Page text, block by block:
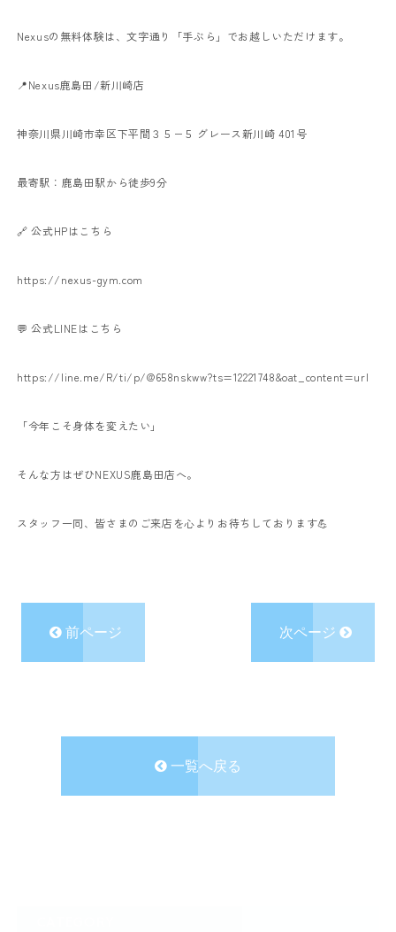
Nexusの無料体験は、文字通り「手ぶら」でお越しいただけます。
📍Nexus鹿島田/新川崎店
神奈川県川崎市幸区下平間３５−５ グレース新川崎 401号
最寄駅：鹿島田駅から徒歩9分
🔗 公式HPはこちら
https://nexus-gym.com
💬 公式LINEはこちら
https://line.me/R/ti/p/@658nskww?ts=12221748&oat_content=url
「今年こそ身体を変えたい」
そんな方はぜひNEXUS鹿島田店へ。
スタッフ一同、皆さまのご来店を心よりお待ちしております💪
前ページ 次ページ
一覧へ戻る